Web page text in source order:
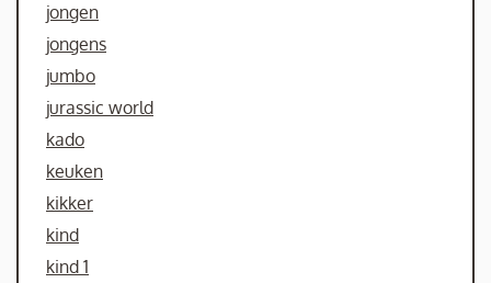
jongen
jongens
jumbo
jurassic world
kado
keuken
kikker
kind
kind 1